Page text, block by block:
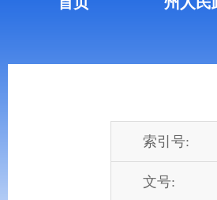
索引号:
文号: